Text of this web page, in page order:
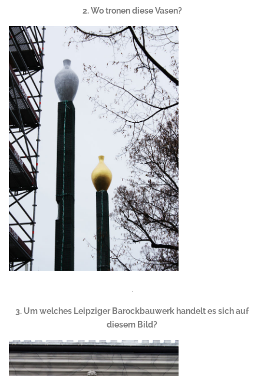
2. Wo tronen diese Vasen?
.
3. Um welches Leipziger Barockbauwerk handelt es sich auf
diesem Bild?